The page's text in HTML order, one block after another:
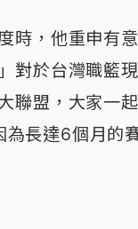
時，他重申有
對於台灣職籃
聯盟，大家一
長達6個月的